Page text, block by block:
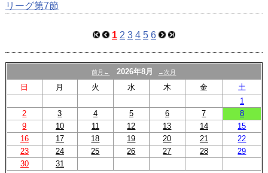
リーグ第7節
1 2 3 4 5 6
前月← 2026年8月 →次月
日 月 火 水 木 金
土
1
2
3 4 5 6 7
8
9
10 11 12 13 14
15
16
17 18 19 20 21
22
23
24 25 26 27 28
29
30
31